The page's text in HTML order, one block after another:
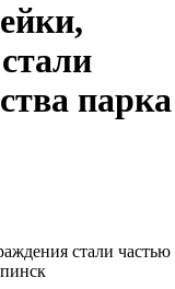
парка
стали частью